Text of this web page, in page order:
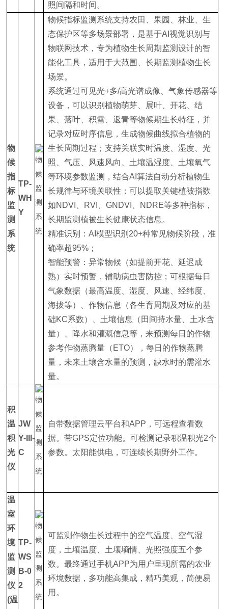
照间隔和时间。
物
候
指
标
监
测
系
统
TP-
WH
Y
物候指标监测系统支持农田、果园、林业、生
态保护区等多场景部署，是基于AI视觉识别与
物联网技术，专为植物生长周期监测设计的智
能化工具，适用于大范围、长期监测植物生长
场景。
系统通过可见光+多/高光谱成像、气象传感器等
设备，可以识别植物萌芽、展叶、开花、结
果、落叶、积雪、返青等物候期生长特征，并
记录对应时序信息，生成物候曲线拟合植物的
生长周期过程；支持关联实时温度、湿度、光
照、气压、风速风向、土壤温湿度、土壤氧气
等环境参数监测，结合AI算法自动分析植物生
长规律与环境关联性；可以提取关键植被指数
如NDVI、RVI、GNDVI、NDRE等多种指标，
长期监测植被生长健康状态信息。
精准识别：AI模型识别20+种常见物候阶段，准
确率超95%；
智能预警：异常物候（如提前开花、延迟成
熟）实时预警，辅助病虫害防控；可根据每日
气象数据（最高温度、湿度、风速、经纬度、
海拔等）、作物信息（各生育周期及对应的基
础KC系数）、土壤信息（田间持水量、土水含
量）、降水和灌溉信息等，来预测每日的作物
参考作物蒸腾量（ETO），每日的作物蒸腾
量，未来土壤含水量的预测，缺水时的需灌水
量。
积
温
积
光
仪
JW
Y-III-
C
自带数据管理云平台和APP，可远程查看数
据。带GPS定位功能。可检测记录积温积光2个
参数。太阳能供电，可连续长期野外工作。
温
室
环
境
监
测
仪
(温
TP-
WS
B-0
2
可监测作物生长过程中的空气温度、空气湿
度，土壤温度、土壤墒情、光照强度五个参
数。最终通过手机APP为用户呈现所需的农业
环境数据，多功能高集成，精巧美观，简便易
用。